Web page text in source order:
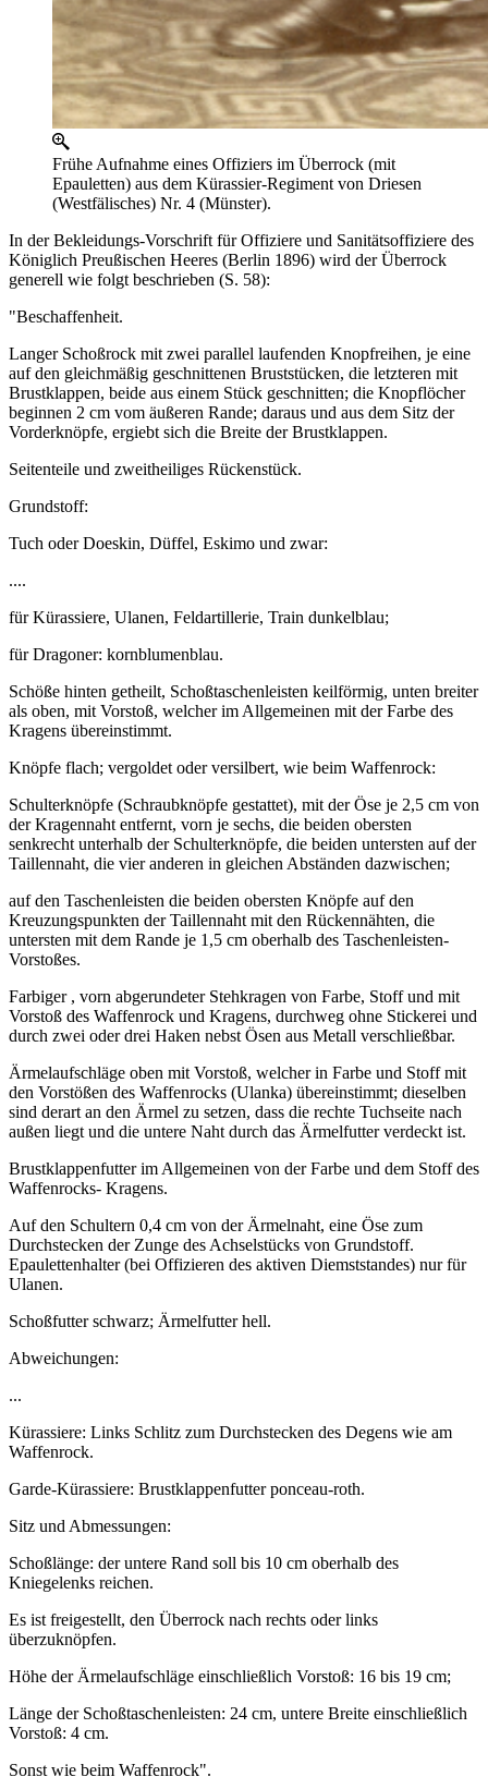
Frühe Aufnahme eines Offiziers im Überrock (mit
Epauletten) aus dem Kürassier-Regiment von Driesen
(Westfälisches) Nr. 4 (Münster).
In der Bekleidungs-Vorschrift für Offiziere und Sanitätsoffiziere des
Königlich Preußischen Heeres (Berlin 1896) wird der Überrock
generell wie folgt beschrieben (S. 58):
"Beschaffenheit.
Langer Schoßrock mit zwei parallel laufenden Knopfreihen, je eine
auf den gleichmäßig geschnittenen Bruststücken, die letzteren mit
Brustklappen, beide aus einem Stück geschnitten; die Knopflöcher
beginnen 2 cm vom äußeren Rande; daraus und aus dem Sitz der
Vorderknöpfe, ergiebt sich die Breite der Brustklappen.
Seitenteile und zweitheiliges Rückenstück.
Grundstoff:
Tuch oder Doeskin, Düffel, Eskimo und zwar:
....
für Kürassiere, Ulanen, Feldartillerie, Train dunkelblau;
für Dragoner: kornblumenblau.
Schöße hinten getheilt, Schoßtaschenleisten keilförmig, unten breiter
als oben, mit Vorstoß, welcher im Allgemeinen mit der Farbe des
Kragens übereinstimmt.
Knöpfe flach; vergoldet oder versilbert, wie beim Waffenrock:
Schulterknöpfe (Schraubknöpfe gestattet), mit der Öse je 2,5 cm von
der Kragennaht entfernt, vorn je sechs, die beiden obersten
senkrecht unterhalb der Schulterknöpfe, die beiden untersten auf der
Taillennaht, die vier anderen in gleichen Abständen dazwischen;
auf den Taschenleisten die beiden obersten Knöpfe auf den
Kreuzungspunkten der Taillennaht mit den Rückennähten, die
untersten mit dem Rande je 1,5 cm oberhalb des Taschenleisten-
Vorstoßes.
Farbiger , vorn abgerundeter Stehkragen von Farbe, Stoff und mit
Vorstoß des Waffenrock und Kragens, durchweg ohne Stickerei und
durch zwei oder drei Haken nebst Ösen aus Metall verschließbar.
Ärmelaufschläge oben mit Vorstoß, welcher in Farbe und Stoff mit
den Vorstößen des Waffenrocks (Ulanka) übereinstimmt; dieselben
sind derart an den Ärmel zu setzen, dass die rechte Tuchseite nach
außen liegt und die untere Naht durch das Ärmelfutter verdeckt ist.
Brustklappenfutter im Allgemeinen von der Farbe und dem Stoff des
Waffenrocks- Kragens.
Auf den Schultern 0,4 cm von der Ärmelnaht, eine Öse zum
Durchstecken der Zunge des Achselstücks von Grundstoff.
Epaulettenhalter (bei Offizieren des aktiven Diemststandes) nur für
Ulanen.
Schoßfutter schwarz; Ärmelfutter hell.
Abweichungen:
...
Kürassiere: Links Schlitz zum Durchstecken des Degens wie am
Waffenrock.
Garde-Kürassiere: Brustklappenfutter ponceau-roth.
Sitz und Abmessungen:
Schoßlänge: der untere Rand soll bis 10 cm oberhalb des
Kniegelenks reichen.
Es ist freigestellt, den Überrock nach rechts oder links
überzuknöpfen.
Höhe der Ärmelaufschläge einschließlich Vorstoß: 16 bis 19 cm;
Länge der Schoßtaschenleisten: 24 cm, untere Breite einschließlich
Vorstoß: 4 cm.
Sonst wie beim Waffenrock".